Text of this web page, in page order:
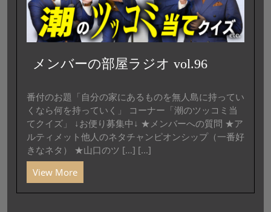
メンバーの部屋ラジオ vol.96
番付のお題「自分の家にあるものを無人島に持ってい
くなら何を持っていく」 コーナー「潮のツッコミ当
てクイズ」 ↓お便り募集中↓ ★メンバーへの質問 ★ア
ルティメット他人のネタチャンピオンシップ（一番好
きなネタ） ★山口のツ […] [...]
View More